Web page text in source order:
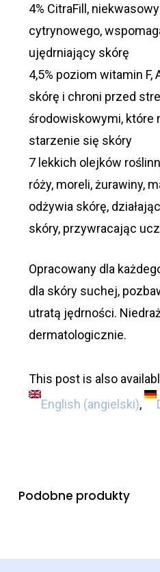
4% CitraFill,
cytrynowego,
ujędrniający skórę
4,5% poziom witamin F,
skórę i chroni przed
środowiskowymi, które
starzenie się skóry
7 lekkich olejków
róży, moreli, żurawiny,
odżywia skórę,
skóry, przywracając
Opracowany dla
dla skóry suchej,
utratą jędrności.
dermatologicznie.
This post is also
English (angielski)
Podobne produkty